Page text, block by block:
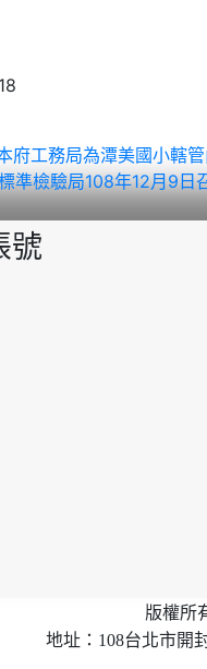
府工務局為潭美國小轄
準檢驗局108年12月9日
號
版權所
地址：108台北市開